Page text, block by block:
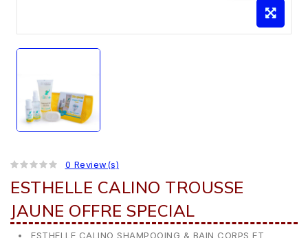
0 Review(s)
ESTHELLE CALINO TROUSSE
JAUNE OFFRE SPECIAL
ESTHELLE CALINO SHAMPOOING & BAIN CORPS ET